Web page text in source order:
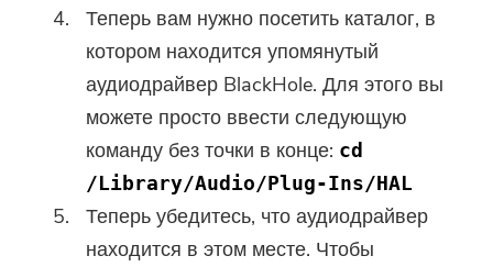
Теперь вам нужно посетить каталог, в
котором находится упомянутый
аудиодрайвер BlackHole. Для этого вы
можете просто ввести следующую
команду без точки в конце: cd
/Library/Audio/Plug-Ins/HAL
Теперь убедитесь, что аудиодрайвер
находится в этом месте. Чтобы